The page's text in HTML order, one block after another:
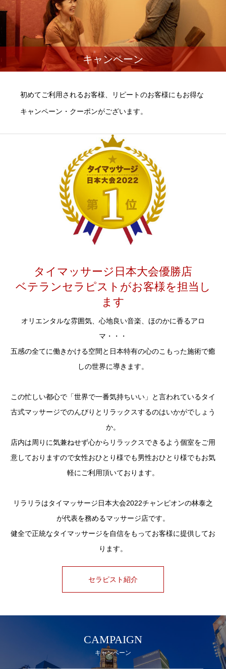
キャンペーン
初めてご利用されるお客様、リピートのお客様にもお得な
キャンペーン・クーポンがございます。
タイマッサージ日本大会優勝店
ベテランセラピストがお客様を担当し
ます
オリエンタルな雰囲気、心地良い音楽、ほのかに香るアロ
マ・・・
五感の全てに働きかける空間と日本特有の心のこもった施術で癒
しの世界に導きます。
この忙しい都心で「世界で一番気持ちいい」と言われているタイ
古式マッサージでのんびりとリラックスするのはいかがでしょう
か。
店内は周りに気兼ねせず心からリラックスできるよう個室をご用
意しておりますので女性おひとり様でも男性おひとり様でもお気
軽にご利用頂いております。
リラリラはタイマッサージ日本大会2022チャンピオンの林泰之
が代表を務めるマッサージ店です。
健全で正統なタイマッサージを自信をもってお客様に提供してお
ります。
セラピスト紹介
CAMPAIGN
キャンペーン